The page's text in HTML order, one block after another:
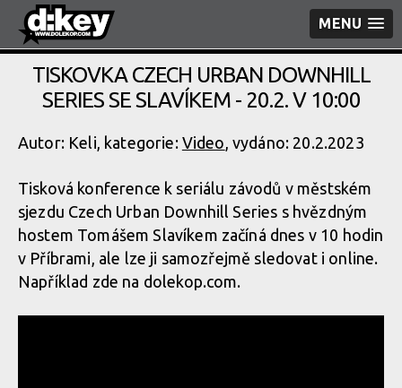
MENU
TISKOVKA CZECH URBAN DOWNHILL
SERIES SE SLAVÍKEM - 20.2. V 10:00
Autor: Keli, kategorie: Video, vydáno: 20.2.2023
Tisková konference k seriálu závodů v městském
sjezdu Czech Urban Downhill Series s hvězdným
hostem Tomášem Slavíkem začíná dnes v 10 hodin
v Příbrami, ale lze ji samozřejmě sledovat i online.
Například zde na dolekop.com.